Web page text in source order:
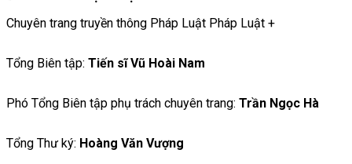
Chuyên trang truyền thông Pháp Luật Pháp Luật +
Tổng Biên tập: Tiến sĩ Vũ Hoài Nam
Phó Tổng Biên tập phụ trách chuyên trang: Trần Ngọc Hà
Tổng Thư ký: Hoàng Văn Vượng